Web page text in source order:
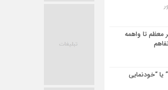
معظم تا واهمه
یا “خودنمایی